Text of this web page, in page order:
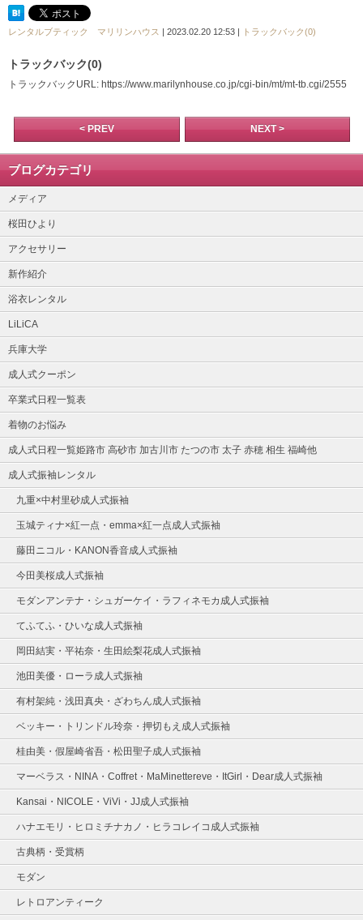
レンタルブティック マリリンハウス | 2023.02.20 12:53 | トラックバック(0)
トラックバック(0)
トラックバックURL: https://www.marilynhouse.co.jp/cgi-bin/mt/mt-tb.cgi/2555
< PREV NEXT >
ブログカテゴリ
メディア
桜田ひより
アクセサリー
新作紹介
浴衣レンタル
LiLiCA
兵庫大学
成人式クーポン
卒業式日程一覧表
着物のお悩み
成人式日程一覧姫路市 高砂市 加古川市 たつの市 太子 赤穂 相生 福崎他
成人式振袖レンタル
九重×中村里砂成人式振袖
玉城ティナ×紅一点・emma×紅一点成人式振袖
藤田ニコル・KANON香音成人式振袖
今田美桜成人式振袖
モダンアンテナ・シュガーケイ・ラフィネモカ成人式振袖
てふてふ・ひいな成人式振袖
岡田結実・平祐奈・生田絵梨花成人式振袖
池田美優・ローラ成人式振袖
有村架純・浅田真央・ざわちん成人式振袖
ベッキー・トリンドル玲奈・押切もえ成人式振袖
桂由美・假屋崎省吾・松田聖子成人式振袖
マーベラス・NINA・Coffret・MaMinettereve・ItGirl・Dear成人式振袖
Kansai・NICOLE・ViVi・JJ成人式振袖
ハナエモリ・ヒロミチナカノ・ヒラコレイコ成人式振袖
古典柄・受賞柄
モダン
レトロアンティーク